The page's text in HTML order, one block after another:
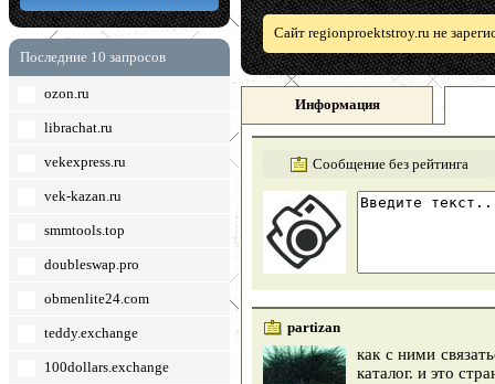
Последние 10 запросов
ozon.ru
librachat.ru
vekexpress.ru
vek-kazan.ru
smmtools.top
doubleswap.pro
obmenlite24.com
teddy.exchange
100dollars.exchange
Сайт regionproektstroy.ru не
Информация
Сообщение без рейтинга
partizan
как с ними
каталог. и это